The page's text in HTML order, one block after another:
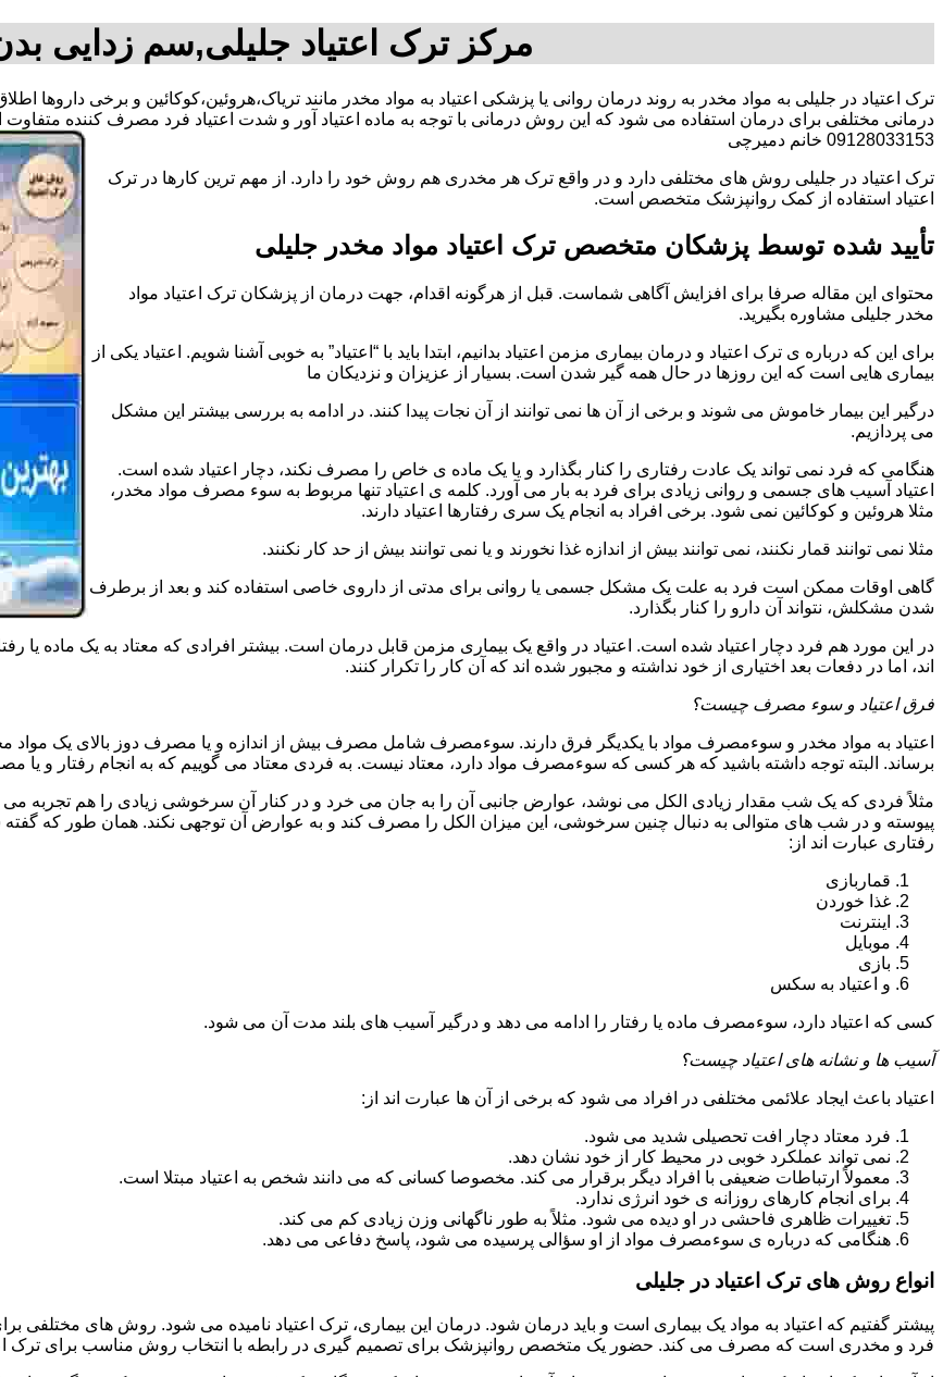
مرکز ترک اعتیاد جلیلی,سم زدایی
ترک اعتیاد در جلیلی به مواد مخدر به روند درمان روانی یا پزشکی اعتیاد به مواد مخدر مانند تریاک،هروئین،کوکائین و برخی
درمانی مختلفی برای درمان استفاده می شود که این روش درمانی با توجه به ماده اعتیاد آور و شدت اعتیاد فرد مصرف کننده
09128033153 خانم دمیرچی
ترک اعتیاد در جلیلی روش های مختلفی دارد و در واقع ترک هر مخدری هم روش خود را دارد. از مهم ترین کارها در ترک
اعتیاد استفاده از کمک روانپزشک متخصص است.
تأیید شده توسط پزشکان متخصص ترک اعتیاد مواد مخدر جلیلی
محتوای این مقاله صرفا برای افزایش آگاهی شماست. قبل از هرگونه اقدام، جهت درمان از پزشکان ترک اعتیاد مواد
مخدر جلیلی مشاوره بگیرید.
برای این که درباره ی ترک اعتیاد و درمان بیماری مزمن اعتیاد بدانیم، ابتدا باید با “اعتیاد” به خوبی آشنا شویم. اعتیاد یکی از
بیماری هایی است که این روزها در حال همه گیر شدن است. بسیار از عزیزان و نزدیکان ما
درگیر این بیمار خاموش می شوند و برخی از آن ها نمی توانند از آن نجات پیدا کنند. در ادامه به بررسی بیشتر این مشکل
می پردازیم.
هنگامی که فرد نمی تواند یک عادت رفتاری را کنار بگذارد و یا یک ماده ی خاص را مصرف نکند، دچار اعتیاد شده است.
اعتیاد آسیب های جسمی و روانی زیادی برای فرد به بار می آورد. کلمه ی اعتیاد تنها مربوط به سوء مصرف مواد مخدر،
مثلا هروئین و کوکائین نمی شود. برخی افراد به انجام یک سری رفتارها اعتیاد دارند.
مثلا نمی توانند قمار نکنند، نمی توانند بیش از اندازه غذا نخورند و یا نمی توانند بیش از حد کار نکنند.
گاهی اوقات ممکن است فرد به علت یک مشکل جسمی یا روانی برای مدتی از داروی خاصی استفاده کند و بعد از برطرف
شدن مشکلش، نتواند آن دارو را کنار بگذارد.
در این مورد هم فرد دچار اعتیاد شده است. اعتیاد در واقع یک بیماری مزمن قابل درمان است. بیشتر افرادی که معتاد به یک ماده یا
اند، اما در دفعات بعد اختیاری از خود نداشته و مجبور شده اند که آن کار را تکرار کنند.
فرق اعتیاد و سوء مصرف چیست؟
اعتیاد به مواد مخدر و سوءمصرف مواد با یکدیگر فرق دارند. سوءمصرف شامل مصرف بیش از اندازه و یا مصرف دوز بالای یک
برساند. البته توجه داشته باشید که هر کسی که سوءمصرف مواد دارد، معتاد نیست. به فردی معتاد می گوییم که به انجام رفتار و یا
مثلاً فردی که یک شب مقدار زیادی الکل می نوشد، عوارض جانبی آن را به جان می خرد و در کنار آن سرخوشی زیادی را هم تجربه می
پیوسته و در شب های متوالی به دنبال چنین سرخوشی، این میزان الکل را مصرف کند و به عوارض آن توجهی نکند. همان طور که گفته شد،
رفتاری عبارت اند از:
قماربازی
غذا خوردن
اینترنت
موبایل
بازی
و اعتیاد به سکس
کسی که اعتیاد دارد، سوءمصرف ماده یا رفتار را ادامه می دهد و درگیر آسیب های بلند مدت آن می شود.
آسیب ها و نشانه های اعتیاد چیست؟
اعتیاد باعث ایجاد علائمی مختلفی در افراد می شود که برخی از آن ها عبارت اند از:
فرد معتاد دچار افت تحصیلی شدید می شود.
نمی تواند عملکرد خوبی در محیط کار از خود نشان دهد.
معمولاً ارتباطات ضعیفی با افراد دیگر برقرار می کند. مخصوصا کسانی که می دانند شخص به اعتیاد مبتلا است.
برای انجام کارهای روزانه ی خود انرژی ندارد.
تغییرات ظاهری فاحشی در او دیده می شود. مثلاً به طور ناگهانی وزن زیادی کم می کند.
هنگامی که درباره ی سوءمصرف مواد از او سؤالی پرسیده می شود، پاسخ دفاعی می دهد.
انواع روش های ترک اعتیاد در جلیلی
پیشتر گفتیم که اعتیاد به مواد یک بیماری است و باید درمان شود. درمان این بیماری، ترک اعتیاد نامیده می شود. روش های مختلفی
فرد و مخدری است که مصرف می کند. حضور یک متخصص روانپزشک برای تصمیم گیری در رابطه با انتخاب روش مناسب برای ترک